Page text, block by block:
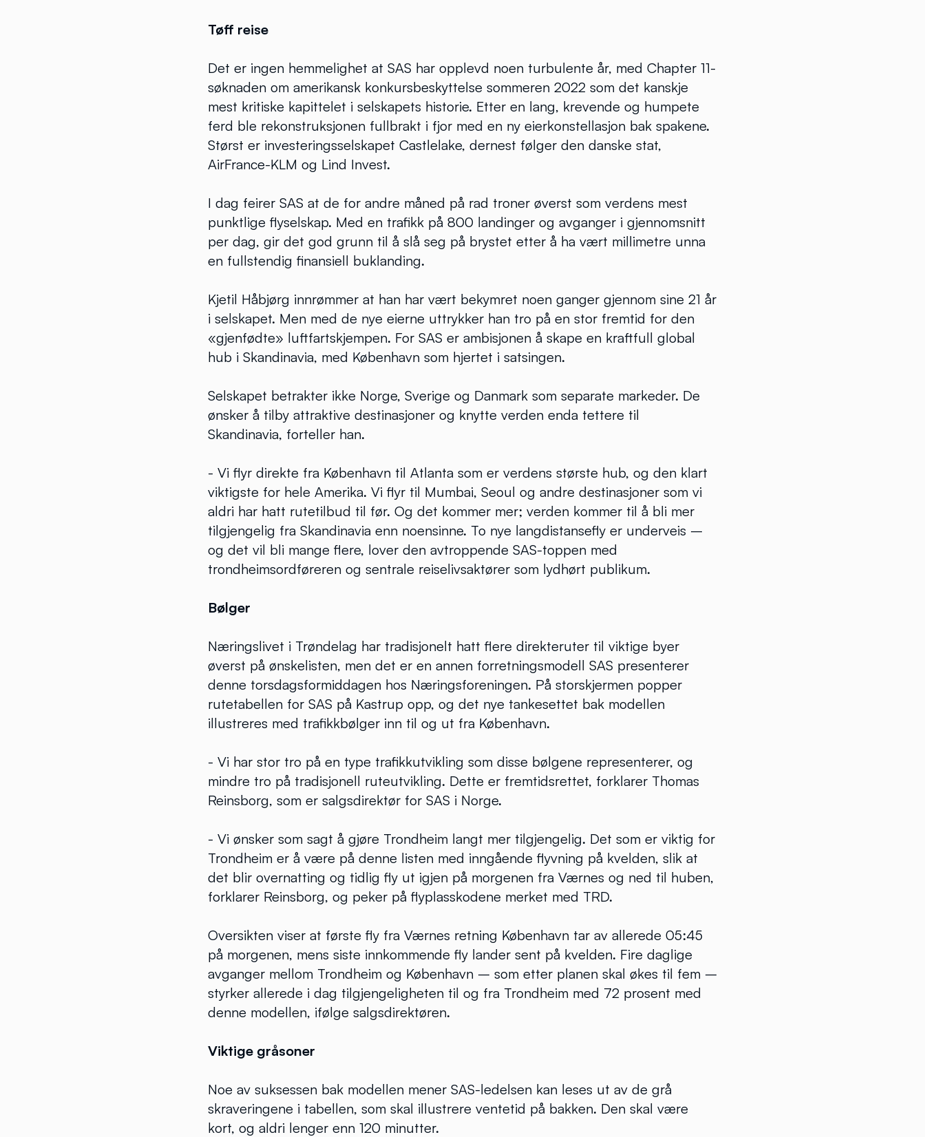
Tøff reise
Det er ingen hemmelighet at SAS har opplevd noen turbulente år, med Chapter 11-
søknaden om amerikansk konkursbeskyttelse sommeren 2022 som det kanskje
mest kritiske kapittelet i selskapets historie. Etter en lang, krevende og humpete
ferd ble rekonstruksjonen fullbrakt i fjor med en ny eierkonstellasjon bak spakene.
Størst er investeringsselskapet Castlelake, dernest følger den danske stat,
AirFrance-KLM og Lind Invest.
I dag feirer SAS at de for andre måned på rad troner øverst som verdens mest
punktlige flyselskap. Med en trafikk på 800 landinger og avganger i gjennomsnitt
per dag, gir det god grunn til å slå seg på brystet etter å ha vært millimetre unna
en fullstendig finansiell buklanding.
Kjetil Håbjørg innrømmer at han har vært bekymret noen ganger gjennom sine 21 år
i selskapet. Men med de nye eierne uttrykker han tro på en stor fremtid for den
«gjenfødte» luftfartskjempen. For SAS er ambisjonen å skape en kraftfull global
hub i Skandinavia, med København som hjertet i satsingen.
Selskapet betrakter ikke Norge, Sverige og Danmark som separate markeder. De
ønsker å tilby attraktive destinasjoner og knytte verden enda tettere til
Skandinavia, forteller han.
- Vi flyr direkte fra København til Atlanta som er verdens største hub, og den klart
viktigste for hele Amerika. Vi flyr til Mumbai, Seoul og andre destinasjoner som vi
aldri har hatt rutetilbud til før. Og det kommer mer; verden kommer til å bli mer
tilgjengelig fra Skandinavia enn noensinne. To nye langdistansefly er underveis –
og det vil bli mange flere, lover den avtroppende SAS-toppen med
trondheimsordføreren og sentrale reiselivsaktører som lydhørt publikum.
Bølger
Næringslivet i Trøndelag har tradisjonelt hatt flere direkteruter til viktige byer
øverst på ønskelisten, men det er en annen forretningsmodell SAS presenterer
denne torsdagsformiddagen hos Næringsforeningen. På storskjermen popper
rutetabellen for SAS på Kastrup opp, og det nye tankesettet bak modellen
illustreres med trafikkbølger inn til og ut fra København.
- Vi har stor tro på en type trafikkutvikling som disse bølgene representerer, og
mindre tro på tradisjonell ruteutvikling. Dette er fremtidsrettet, forklarer Thomas
Reinsborg, som er salgsdirektør for SAS i Norge.
- Vi ønsker som sagt å gjøre Trondheim langt mer tilgjengelig. Det som er viktig for
Trondheim er å være på denne listen med inngående flyvning på kvelden, slik at
det blir overnatting og tidlig fly ut igjen på morgenen fra Værnes og ned til huben,
forklarer Reinsborg, og peker på flyplasskodene merket med TRD.
Oversikten viser at første fly fra Værnes retning København tar av allerede 05:45
på morgenen, mens siste innkommende fly lander sent på kvelden. Fire daglige
avganger mellom Trondheim og København – som etter planen skal økes til fem –
styrker allerede i dag tilgjengeligheten til og fra Trondheim med 72 prosent med
denne modellen, ifølge salgsdirektøren.
Viktige gråsoner
Noe av suksessen bak modellen mener SAS-ledelsen kan leses ut av de grå
skraveringene i tabellen, som skal illustrere ventetid på bakken. Den skal være
kort, og aldri lenger enn 120 minutter.